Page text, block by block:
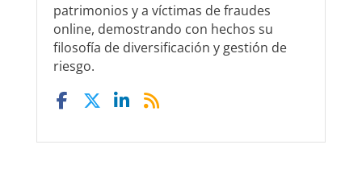
patrimonios y a víctimas de fraudes
online, demostrando con hechos su
filosofía de diversificación y gestión de
riesgo.